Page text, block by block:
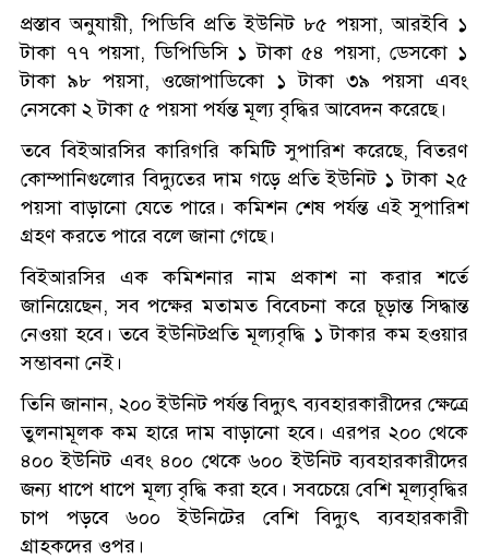
প্রস্তাব অনুযায়ী, পিডিবি প্রতি ইউনিট ৮৫ পয়সা, আরইবি ১
টাকা ৭৭ পয়সা, ডিপিডিসি ১ টাকা ৫৪ পয়সা, ডেসকো ১
টাকা ৯৮ পয়সা, ওজোপাডিকো ১ টাকা ৩৯ পয়সা এবং
নেসকো ২ টাকা ৫ পয়সা পর্যন্ত মূল্য বৃদ্ধির আবেদন করেছে।
তবে বিইআরসির কারিগরি কমিটি সুপারিশ করেছে, বিতরণ
কোম্পানিগুলোর বিদ্যুতের দাম গড়ে প্রতি ইউনিট ১ টাকা ২৫
পয়সা বাড়ানো যেতে পারে। কমিশন শেষ পর্যন্ত এই সুপারিশ
গ্রহণ করতে পারে বলে জানা গেছে।
বিইআরসির এক কমিশনার নাম প্রকাশ না করার শর্তে
জানিয়েছেন, সব পক্ষের মতামত বিবেচনা করে চূড়ান্ত সিদ্ধান্ত
নেওয়া হবে। তবে ইউনিটপ্রতি মূল্যবৃদ্ধি ১ টাকার কম হওয়ার
সম্ভাবনা নেই।
তিনি জানান, ২০০ ইউনিট পর্যন্ত বিদ্যুৎ ব্যবহারকারীদের ক্ষেত্রে
তুলনামূলক কম হারে দাম বাড়ানো হবে। এরপর ২০০ থেকে
৪০০ ইউনিট এবং ৪০০ থেকে ৬০০ ইউনিট ব্যবহারকারীদের
জন্য ধাপে ধাপে মূল্য বৃদ্ধি করা হবে। সবচেয়ে বেশি মূল্যবৃদ্ধির
চাপ পড়বে ৬০০ ইউনিটের বেশি বিদ্যুৎ ব্যবহারকারী
গ্রাহকদের ওপর।